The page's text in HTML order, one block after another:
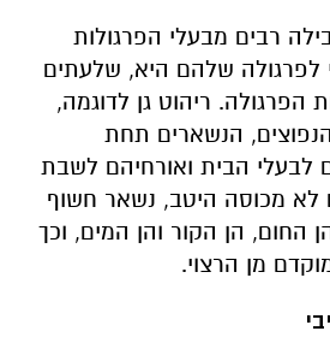
רבים מבעלי הפרגולות
לפרגולה שלהם היא, שלעתים
הפרגולה. ריהוט גן לדוגמה,
הנשארים תחת
לבעלי הבית ואורחיהם לשבת
לא מכוסה היטב, נשאר חשוף
החום, הן הקור והן המים, וכך
מן הרצוי.